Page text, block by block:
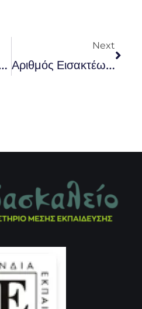
Για Τις Αστυνομικές Σχολές
Next
Αριθμός Εισακτέων Στις Σχολές Της Πυροσβεστικής Ακαδημίας